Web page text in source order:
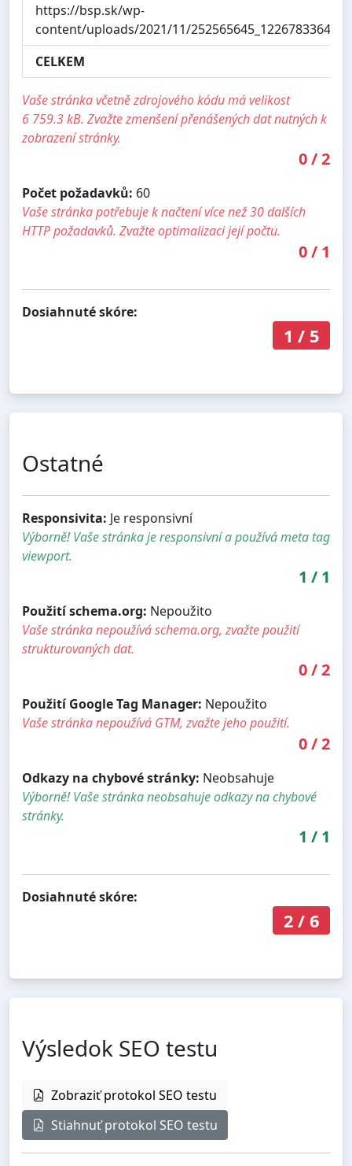
https://bsp.sk/wp-
content/uploads/2021/11/
CELKEM
Vaše stránka včetně zdrojového kódu má velikost
6 759.3 kB. Zvažte zmenšení přenášených dat nutných k
zobrazení stránky.
0/2
Počet požadavků: 60
Vaše stránka potřebuje k načtení více než 30 dalších
HTTP požadavků. Zvažte optimalizaci její počtu.
0/ 1
Dosiahnuté skóre:
1 / 5
Ostatné
Responsivita: Je responsivní
Výborně! Vaše stránka je responsivní a používá meta tag
viewport.
1 / 1
Použití schema.org: Nepoužito
Vaše stránka nepoužívá schema.org, zvažte použití
strukturovaných dat.
0/2
Použití Google Tag Manager: Nepoužito
Vaše stránka nepoužívá GTM, zvažte jeho použití.
0/2
Odkazy na chybové stránky: Neobsahuje
Výborně! Vaše stránka neobsahuje odkazy na chybové
stránky.
1 / 1
Dosiahnuté skóre:
2/ 6
Výsledok SEO testu
Zobraziť protokol SEO testu
Stiahnuť protokol SEO testu